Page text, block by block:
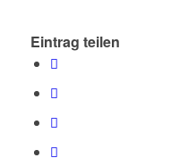
Eintrag teilen